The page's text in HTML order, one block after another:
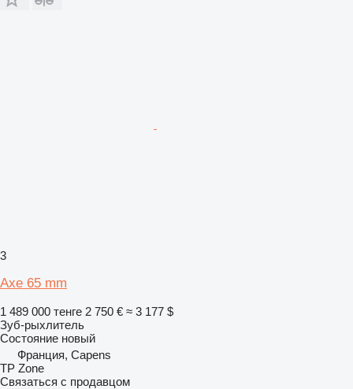
3
Axe 65 mm
1 489 000 тенге 2 750 € ≈ 3 177 $
Зуб-рыхлитель
Состояние новый
Франция, Capens
TP Zone
Связаться с продавцом